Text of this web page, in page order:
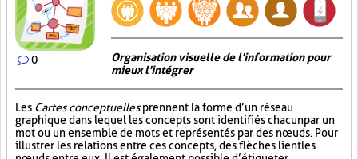
0
Organisation visuelle de l'information pour
mieux l'intégrer
Les Cartes conceptuellesprennent la forme d’un réseau
graphique dans lequel les concepts sont identifiés chacun par un
mot ou un ensemble de mots et représentés par des nœuds. Pour
illustrer les relations entre ces concepts, des flèches lient les